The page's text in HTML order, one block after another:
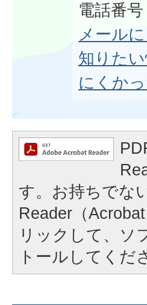
電話番
メール
知りた
にくか
す。お持ちでな
Reader（
リックして、ソ
トールしてくだ